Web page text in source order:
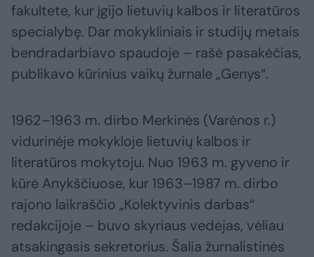
fakultete, kur įgijo lietuvių kalbos ir literatūros
specialybę. Dar mokykliniais ir studijų metais
bendradarbiavo spaudoje – rašė pasakėčias,
publikavo kūrinius vaikų žurnale „Genys“.
1962–1963 m. dirbo Merkinės (Varėnos r.)
vidurinėje mokykloje lietuvių kalbos ir
literatūros mokytoju. Nuo 1963 m. gyveno ir
kūrė Anykščiuose, kur 1963–1987 m. dirbo
rajono laikraščio „Kolektyvinis darbas“
redakcijoje – buvo skyriaus vedėjas, vėliau
atsakingasis sekretorius. Šalia žurnalistinės